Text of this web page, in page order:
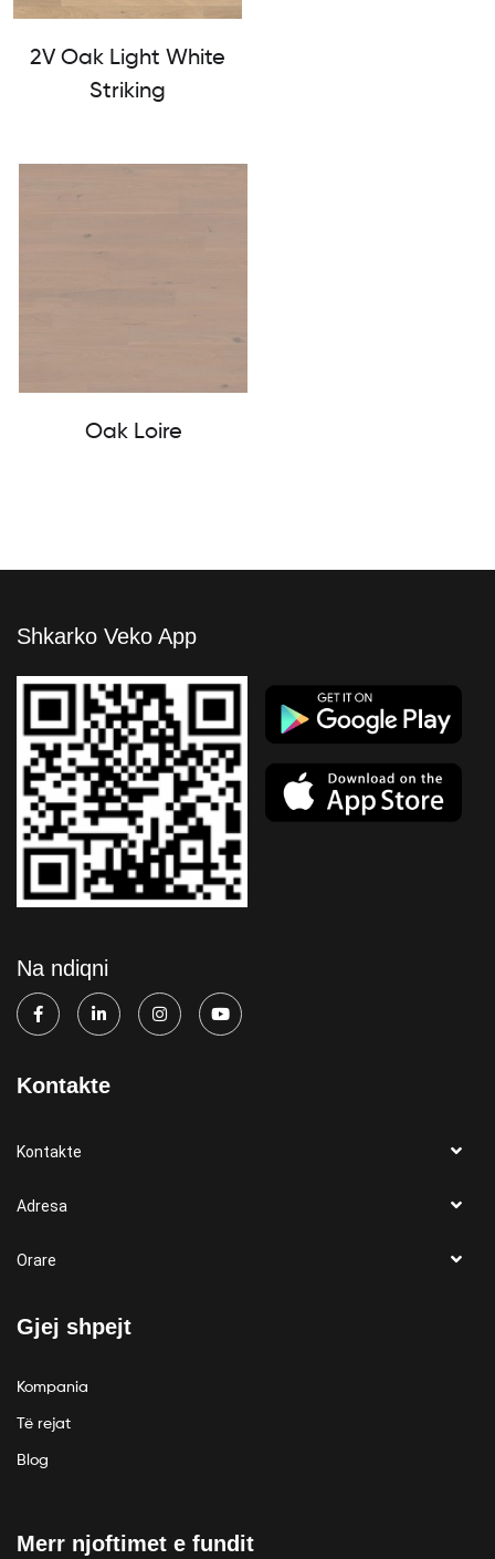
2V Oak Light White
Striking
Oak Loire
Shkarko Veko App
Na ndiqni
Kontakte
Kontakte
Adresa
Orare
Gjej shpejt
Kompania
Të rejat
Blog
Merr njoftimet e fundit